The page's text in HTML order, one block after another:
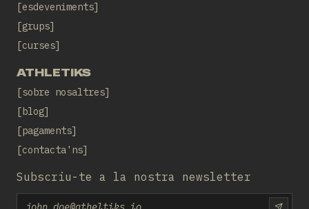
esdeveniments
grups
curses
ATHLETIKS
sobre nosaltres
blog
pagaments
contacta'ns
Subscriu-te a la nostra newsletter
Email